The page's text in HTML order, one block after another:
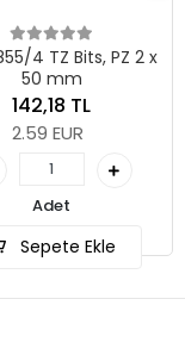
4 TZ Bits, PZ 2 x
50 mm
142,18 TL
2.59 EUR
Adet
Sepete Ekle